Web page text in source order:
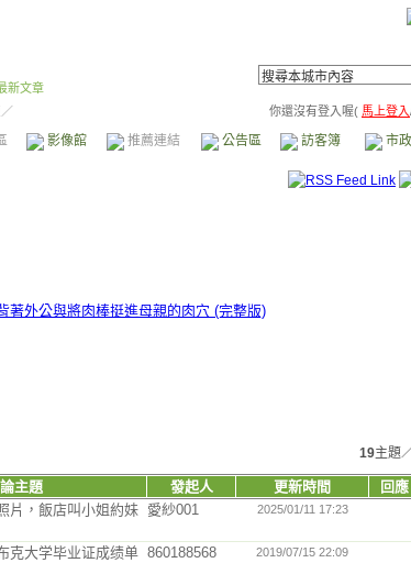
新文章
你還沒有登入喔( 馬上登入
影像館 推薦連結 公告區 訪客簿 市
著外公與將肉棒挺進母親的肉穴 (完整版)
19主題／
主題 發起人 更新時間 回應
片，飯店叫小姐約妹 愛紗001 2025/01/11 17:23
克大学毕业证成绩单 860188568 2019/07/15 22:09